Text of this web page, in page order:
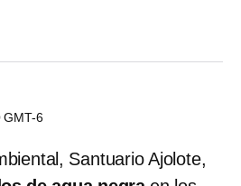
GMT-6
Santuario Ajolote,